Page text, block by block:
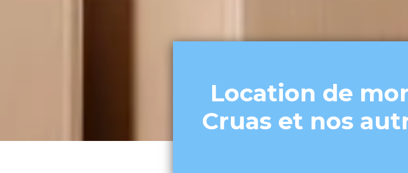
Location de
Cruas et nos